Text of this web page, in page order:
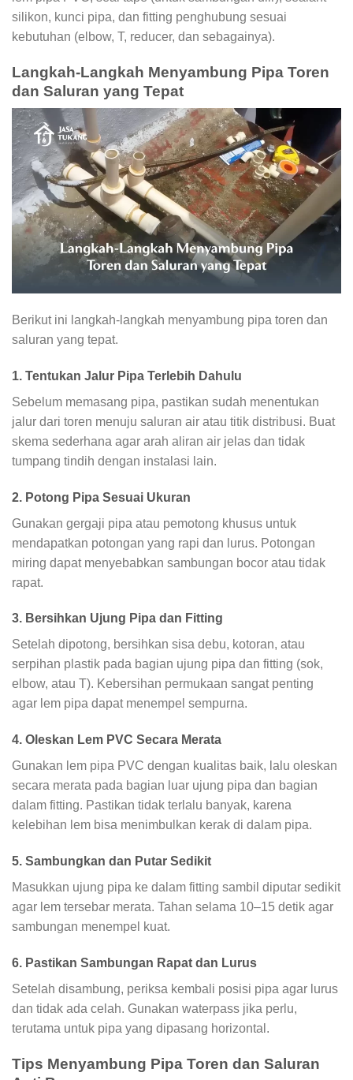
silikon, kunci pipa, dan fitting penghubung sesuai
kebutuhan (elbow, T, reducer, dan sebagainya).
Langkah-Langkah Menyambung Pipa Toren
dan Saluran yang Tepat
Berikut ini langkah-langkah menyambung pipa toren dan
saluran yang tepat.
1. Tentukan Jalur Pipa Terlebih Dahulu
Sebelum memasang pipa, pastikan sudah menentukan
jalur dari toren menuju saluran air atau titik distribusi. Buat
skema sederhana agar arah aliran air jelas dan tidak
tumpang tindih dengan instalasi lain.
2. Potong Pipa Sesuai Ukuran
Gunakan gergaji pipa atau pemotong khusus untuk
mendapatkan potongan yang rapi dan lurus. Potongan
miring dapat menyebabkan sambungan bocor atau tidak
rapat.
3. Bersihkan Ujung Pipa dan Fitting
Setelah dipotong, bersihkan sisa debu, kotoran, atau
serpihan plastik pada bagian ujung pipa dan fitting (sok,
elbow, atau T). Kebersihan permukaan sangat penting
agar lem pipa dapat menempel sempurna.
4. Oleskan Lem PVC Secara Merata
Gunakan lem pipa PVC dengan kualitas baik, lalu oleskan
secara merata pada bagian luar ujung pipa dan bagian
dalam fitting. Pastikan tidak terlalu banyak, karena
kelebihan lem bisa menimbulkan kerak di dalam pipa.
5. Sambungkan dan Putar Sedikit
Masukkan ujung pipa ke dalam fitting sambil diputar sedikit
agar lem tersebar merata. Tahan selama 10–15 detik agar
sambungan menempel kuat.
6. Pastikan Sambungan Rapat dan Lurus
Setelah disambung, periksa kembali posisi pipa agar lurus
dan tidak ada celah. Gunakan waterpass jika perlu,
terutama untuk pipa yang dipasang horizontal.
Tips Menyambung Pipa Toren dan Saluran